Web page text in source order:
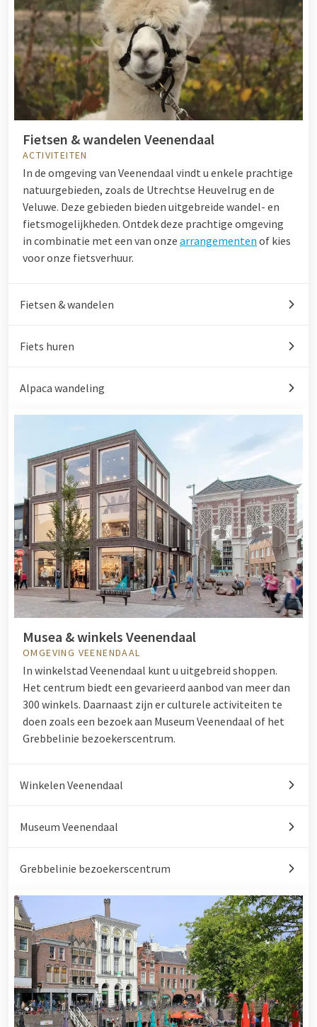
Fietsen & wandelen Veenendaal
ACTIVITEITEN
In de omgeving van Veenendaal vindt u enkele prachtige
natuurgebieden, zoals de Utrechtse Heuvelrug en de
Veluwe. Deze gebieden bieden uitgebreide wandel- en
fietsmogelijkheden. Ontdek deze prachtige omgeving
in combinatie met een van onze arrangementen of kies
voor onze fietsverhuur.
Fietsen & wandelen
Fiets huren
Alpaca wandeling
Musea & winkels Veenendaal
OMGEVING VEENENDAAL
In winkelstad Veenendaal kunt u uitgebreid shoppen.
Het centrum biedt een gevarieerd aanbod van meer dan
300 winkels. Daarnaast zijn er culturele activiteiten te
doen zoals een bezoek aan Museum Veenendaal of het
Grebbelinie bezoekerscentrum.
Winkelen Veenendaal
Museum Veenendaal
Grebbelinie bezoekerscentrum